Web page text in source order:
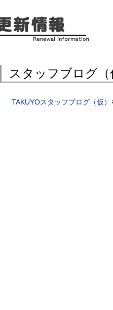
スタッフブログ
TAKUYOスタッフブログ（仮）